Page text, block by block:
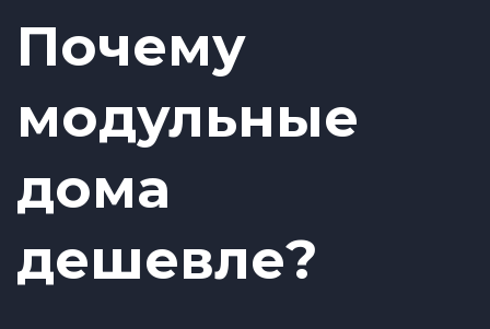
Почему
модульные
дома
дешевле?